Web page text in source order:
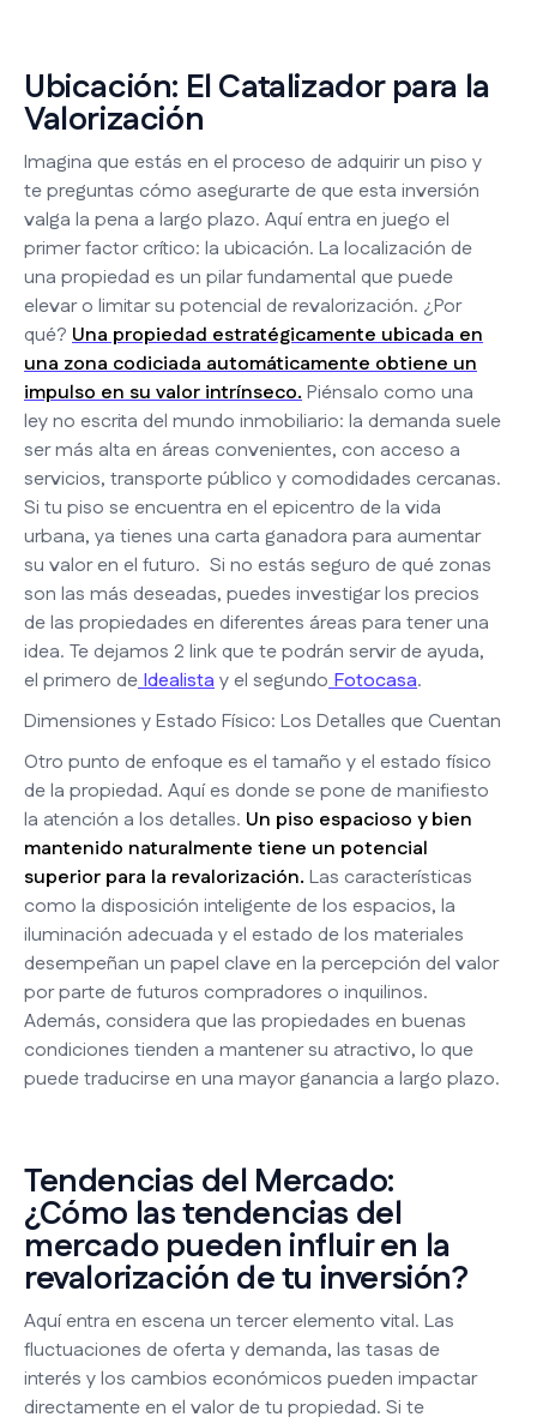
Ubicación: El Catalizador para la
Valorización
Imagina que estás en el proceso de adquirir un piso y
te preguntas cómo asegurarte de que esta inversión
valga la pena a largo plazo. Aquí entra en juego el
primer factor crítico: la ubicación. La localización de
una propiedad es un pilar fundamental que puede
elevar o limitar su potencial de revalorización. ¿Por
qué? Una propiedad estratégicamente ubicada en
una zona codiciada automáticamente obtiene un
impulso en su valor intrínseco.Piénsalo como una
ley no escrita del mundo inmobiliario: la demanda suele
ser más alta en áreas convenientes, con acceso a
servicios, transporte público y comodidades cercanas.
Si tu piso se encuentra en el epicentro de la vida
urbana, ya tienes una carta ganadora para aumentar
su valor en el futuro. Si no estás seguro de qué zonas
son las más deseadas, puedes investigar los precios
de las propiedades en diferentes áreas para tener una
idea. Te dejamos 2 link que te podrán servir de ayuda,
el primero deIdealistay el segundoFotocasa.
Dimensiones y Estado Físico: Los Detalles que Cuentan
Otro punto de enfoque es el tamaño y el estado físico
de la propiedad. Aquí es donde se pone de manifiesto
la atención a los detalles. Un piso espacioso y bien
mantenido naturalmente tiene un potencial
superior para la revalorización. Las características
como la disposición inteligente de los espacios, la
iluminación adecuada y el estado de los materiales
desempeñan un papel clave en la percepción del valor
por parte de futuros compradores o inquilinos.
Además, considera que las propiedades en buenas
condiciones tienden a mantener su atractivo, lo que
puede traducirse en una mayor ganancia a largo plazo.
Tendencias del Mercado:
¿Cómo las tendencias del
mercado pueden influir en la
revalorización de tu inversión?
Aquí entra en escena un tercer elemento vital. Las
fluctuaciones de oferta y demanda, las tasas de
interés y los cambios económicos pueden impactar
directamente en el valor de tu propiedad. Si te